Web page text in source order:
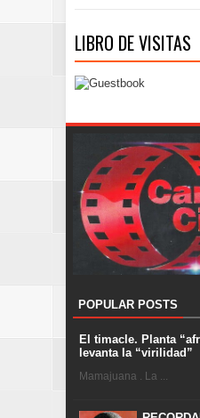
LIBRO DE VISITAS
POPULAR POSTS
El timacle. Planta
levanta la “virilidad”
Mamajuana . La ...